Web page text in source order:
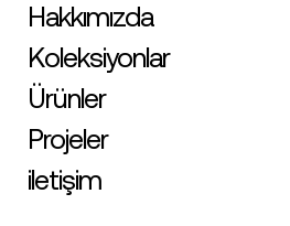
Hakkımızda
Koleksiyonlar
Ürünler
Projeler
iletişim